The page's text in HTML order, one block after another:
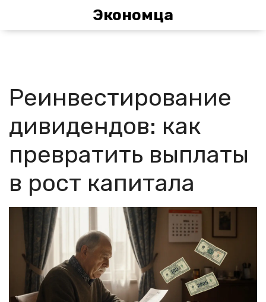
Экономца
Реинвестирование
дивидендов: как
превратить выплаты
в рост капитала